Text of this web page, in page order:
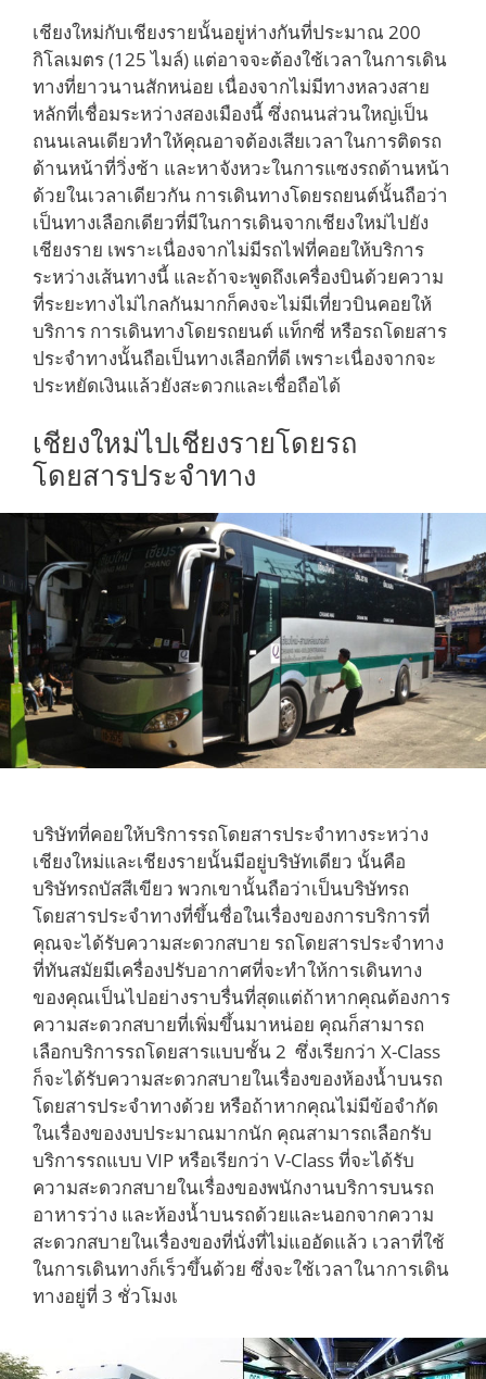
เชียงใหม่กับเชียงรายนั้นอยู่ห่างกันที่ประมาณ 200
กิโลเมตร (125 ไมล์) แต่อาจจะต้องใช้เวลาในการเดิน
ทางที่ยาวนานสักหน่อย เนื่องจากไม่มีทางหลวงสาย
หลักที่เชื่อมระหว่างสองเมืองนี้ ซึ่งถนนส่วนใหญ่เป็น
ถนนเลนเดียวทำให้คุณอาจต้องเสียเวลาในการติดรถ
ด้านหน้าที่วิ่งช้า และหาจังหวะในการแซงรถด้านหน้า
ด้วยในเวลาเดียวกัน การเดินทางโดยรถยนต์นั้นถือว่า
เป็นทางเลือกเดียวที่มีในการเดินจากเชียงใหม่ไปยัง
เชียงราย เพราะเนื่องจากไม่มีรถไฟที่คอยให้บริการ
ระหว่างเส้นทางนี้ และถ้าจะพูดถึงเครื่องบินด้วยความ
ที่ระยะทางไม่ไกลกันมากก็คงจะไม่มีเที่ยวบินคอยให้
บริการ การเดินทางโดยรถยนต์ แท็กซี่ หรือรถโดยสาร
ประจำทางนั้นถือเป็นทางเลือกที่ดี เพราะเนื่องจากจะ
ประหยัดเงินแล้วยังสะดวกและเชื่อถือได้
เชียงใหม่ไปเชียงรายโดยรถ
โดยสารประจำทาง
บริษัทที่คอยให้บริการรถโดยสารประจำทางระหว่าง
เชียงใหม่และเชียงรายนั้นมีอยู่บริษัทเดียว นั้นคือ
บริษัทรถบัสสีเขียว พวกเขานั้นถือว่าเป็นบริษัทรถ
โดยสารประจำทางที่ขึ้นชื่อในเรื่องของการบริการที่
คุณจะได้รับความสะดวกสบาย รถโดยสารประจำทาง
ที่ทันสมัยมีเครื่องปรับอากาศที่จะทำให้การเดินทาง
ของคุณเป็นไปอย่างราบรื่นที่สุดแต่ถ้าหากคุณต้องการ
ความสะดวกสบายที่เพิ่มขึ้นมาหน่อย คุณก็สามารถ
เลือกบริการรถโดยสารแบบชั้น 2 ซึ่งเรียกว่า X-Class
ก็จะได้รับความสะดวกสบายในเรื่องของห้องน้ำบนรถ
โดยสารประจำทางด้วย หรือถ้าหากคุณไม่มีข้อจำกัด
ในเรื่องของงบประมาณมากนัก คุณสามารถเลือกรับ
บริการรถแบบ VIP หรือเรียกว่า V-Class ที่จะได้รับ
ความสะดวกสบายในเรื่องของพนักงานบริการบนรถ
อาหารว่าง และห้องน้ำบนรถด้วยและนอกจากความ
สะดวกสบายในเรื่องของที่นั่งที่ไม่แออัดแล้ว เวลาที่ใช้
ในการเดินทางก็เร็วขึ้นด้วย ซึ่งจะใช้เวลาในาการเดิน
ทางอยู่ที่ 3 ชั่วโมงเ